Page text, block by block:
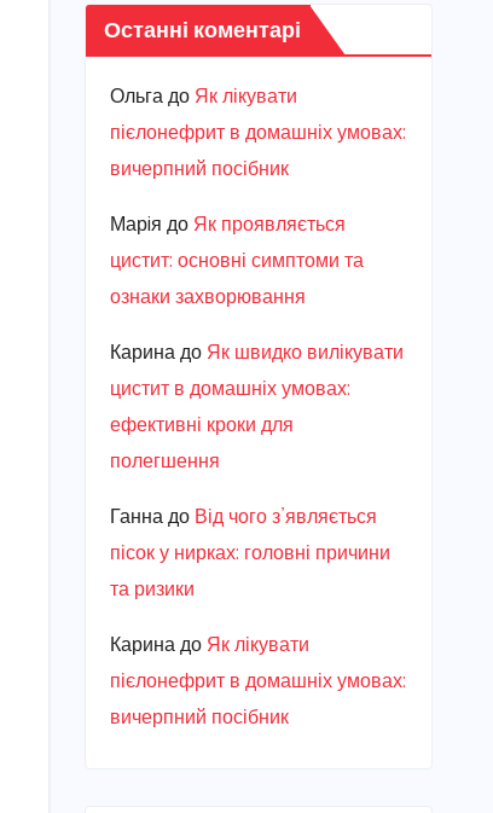
Останні коментарі
Ольгадо Як лікувати
пієлонефрит в домашніх умовах:
вичерпний посібник
Марiя до Як проявляється
цистит: основні симптоми та
ознаки захворювання
Каринадо Як швидко вилікувати
цистит в домашніх умовах:
ефективні кроки для
полегшення
Ганнадо Від чого з’являється
пісок у нирках: головні причини
та ризики
Каринадо Як лікувати
пієлонефрит в домашніх умовах:
вичерпний посібник